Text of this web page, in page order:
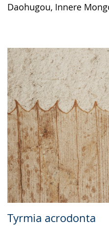
Daohugou, Innere
Tyrmia acrodonta